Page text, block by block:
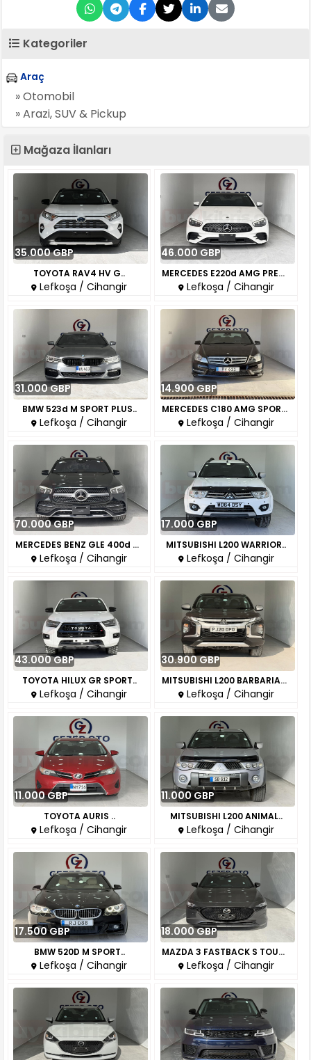
Kategoriler
Araç
» Otomobil
» Arazi, SUV & Pickup
Mağaza İlanları
35.000 GBP
TOYOTA RAV4 HV G..
Lefkoşa / Cihangir
46.000 GBP
MERCEDES E220d AMG PREMIUM PLU..
Lefkoşa / Cihangir
31.000 GBP
BMW 523d M SPORT PLUS..
Lefkoşa / Cihangir
14.900 GBP
MERCEDES C180 AMG SPORT..
Lefkoşa / Cihangir
70.000 GBP
MERCEDES BENZ GLE 400d AMG LIN..
Lefkoşa / Cihangir
17.000 GBP
MITSUBISHI L200 WARRIOR..
Lefkoşa / Cihangir
43.000 GBP
TOYOTA HILUX GR SPORT..
Lefkoşa / Cihangir
30.900 GBP
MITSUBISHI L200 BARBARIAN X..
Lefkoşa / Cihangir
11.000 GBP
TOYOTA AURIS ..
Lefkoşa / Cihangir
11.000 GBP
MITSUBISHI L200 ANIMAL..
Lefkoşa / Cihangir
17.500 GBP
BMW 520D M SPORT..
Lefkoşa / Cihangir
18.000 GBP
MAZDA 3 FASTBACK S TOURING..
Lefkoşa / Cihangir